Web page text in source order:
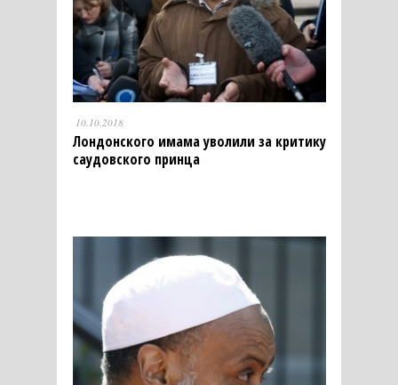
10.10.2018
Лондонского имама уволили за критику
саудовского принца